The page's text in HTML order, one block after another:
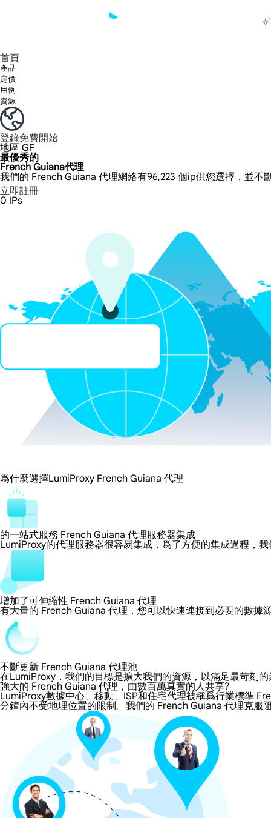
首頁
產品
定價
用例
資源
登錄免費開始
地區 GF
最優秀的
French Guiana代理
我們的 French Guiana 代理網絡有96,223 個ip供您選擇，並
立即註冊
0 IPs
爲什麼選擇LumiProxy French Guiana 代理
的一站式服務 French Guiana 代理服務器集成
LumiProxy的代理服務器很容易集成，爲了方便的集成過程，
增加了可伸縮性 French Guiana 代理
有大量的 French Guiana 代理，您可以快速連接到必要的數
不斷更新 French Guiana 代理池
在LumiProxy，我們的目標是擴大我們的資源，以滿足最苛刻
強大的 French Guiana 代理，由數百萬真實的人共享?
LumiProxy數據中心、移動、ISP和住宅代理被稱爲行業標準
分鐘內不受地理位置的限制。我們的 French Guiana 代理克服